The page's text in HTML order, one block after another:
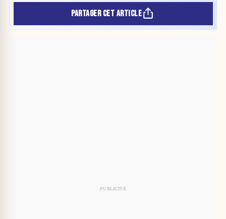
PARTAGER CET ARTICLE